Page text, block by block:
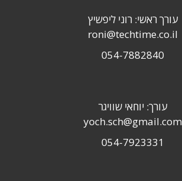
עורך ראשי: רוני ליפשיץ
roni@techtime.co.il
054-7882840
עורך: יוחאי שוויגר
yoch.sch@gmail.com
054-7923331